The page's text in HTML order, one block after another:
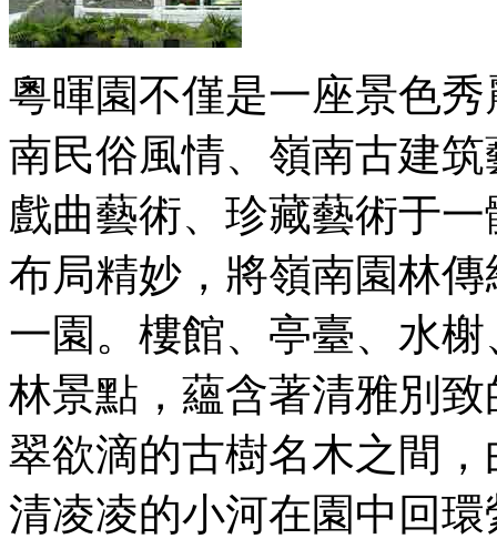
粵暉園不僅是一座景色
南民俗風情、嶺南古建
戲曲藝術、珍藏藝術于
布局精妙，將嶺南園林
一園。樓館、亭臺、水
林景點，蘊含著清雅別
翠欲滴的古樹名木之間
清凌凌的小河在園中回